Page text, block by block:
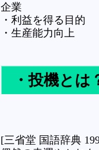
企業
・利益を得る目的
・生産能力向上
・投機とは
[三省堂 国語辞典